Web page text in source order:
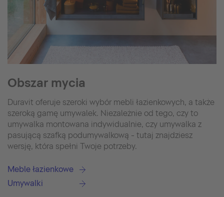
Obszar mycia
Duravit oferuje szeroki wybór mebli łazienkowych, a także
szeroką gamę umywalek. Niezależnie od tego, czy to
umywalka montowana indywidualnie, czy umywalka z
pasującą szafką podumywalkową - tutaj znajdziesz
wersję, która spełni Twoje potrzeby.
Meble łazienkowe
Umywalki